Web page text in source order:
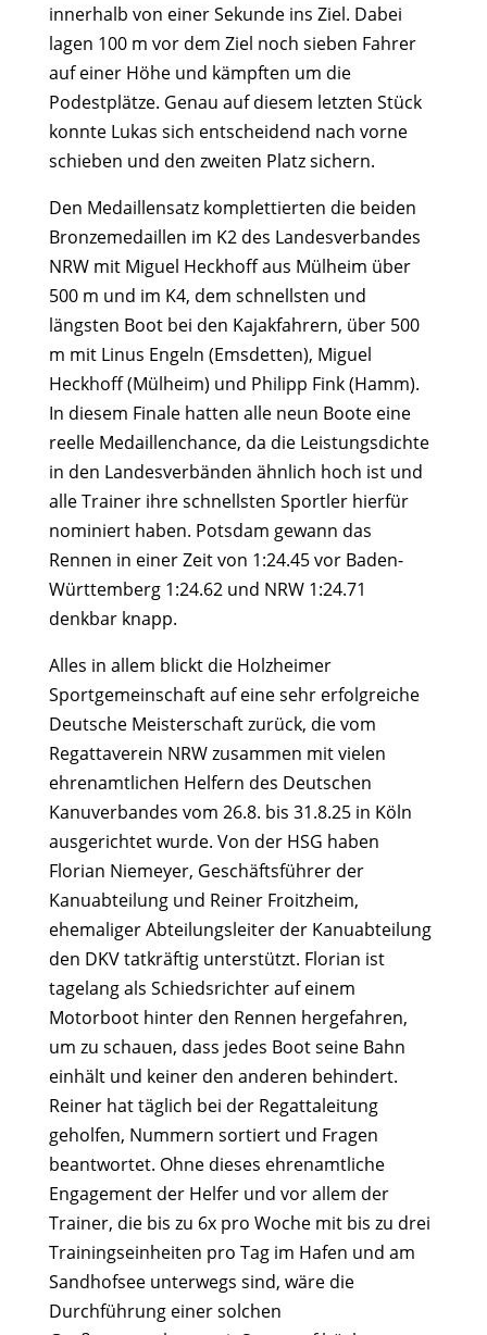
innerhalb von einer Sekunde ins Ziel. Dabei
lagen 100 m vor dem Ziel noch sieben Fahrer
auf einer Höhe und kämpften um die
Podestplätze. Genau auf diesem letzten Stück
konnte Lukas sich entscheidend nach vorne
schieben und den zweiten Platz sichern.
Den Medaillensatz komplettierten die beiden
Bronzemedaillen im K2 des Landesverbandes
NRW mit Miguel Heckhoff aus Mülheim über
500 m und im K4, dem schnellsten und
längsten Boot bei den Kajakfahrern, über 500
m mit Linus Engeln (Emsdetten), Miguel
Heckhoff (Mülheim) und Philipp Fink (Hamm).
In diesem Finale hatten alle neun Boote eine
reelle Medaillenchance, da die Leistungsdichte
in den Landesverbänden ähnlich hoch ist und
alle Trainer ihre schnellsten Sportler hierfür
nominiert haben. Potsdam gewann das
Rennen in einer Zeit von 1:24.45 vor Baden-
Württemberg 1:24.62 und NRW 1:24.71
denkbar knapp.
Alles in allem blickt die Holzheimer
Sportgemeinschaft auf eine sehr erfolgreiche
Deutsche Meisterschaft zurück, die vom
Regattaverein NRW zusammen mit vielen
ehrenamtlichen Helfern des Deutschen
Kanuverbandes vom 26.8. bis 31.8.25 in Köln
ausgerichtet wurde. Von der HSG haben
Florian Niemeyer, Geschäftsführer der
Kanuabteilung und Reiner Froitzheim,
ehemaliger Abteilungsleiter der Kanuabteilung
den DKV tatkräftig unterstützt. Florian ist
tagelang als Schiedsrichter auf einem
Motorboot hinter den Rennen hergefahren,
um zu schauen, dass jedes Boot seine Bahn
einhält und keiner den anderen behindert.
Reiner hat täglich bei der Regattaleitung
geholfen, Nummern sortiert und Fragen
beantwortet. Ohne dieses ehrenamtliche
Engagement der Helfer und vor allem der
Trainer, die bis zu 6x pro Woche mit bis zu drei
Trainingseinheiten pro Tag im Hafen und am
Sandhofsee unterwegs sind, wäre die
Durchführung einer solchen